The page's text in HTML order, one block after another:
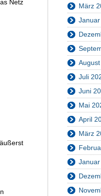
Netz
März
August
Juli
Juni
Mai
April
März
Januar